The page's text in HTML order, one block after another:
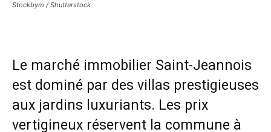
Stockbym / Shutterstock
Le marché immobilier Saint-Jeannois
est dominé par des villas prestigieuses
aux jardins luxuriants. Les prix
vertigineux réservent la commune à